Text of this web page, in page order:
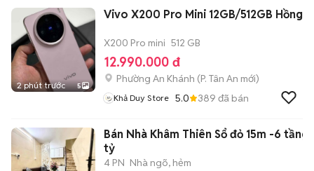
2 phút trước 5
Vivo X200 Pro Mini 12GB/512GB Hồng
X200 Pro mini 512 GB
12.990.000 đ
Phường An Khánh (P. Tân An mới)
Khả Duy Store 5.0 389 đã bán
Bán Nhà Khâm Thiên Sổ đỏ 15m -6 tầng
tỷ
4 PN Nhà ngõ, hẻm